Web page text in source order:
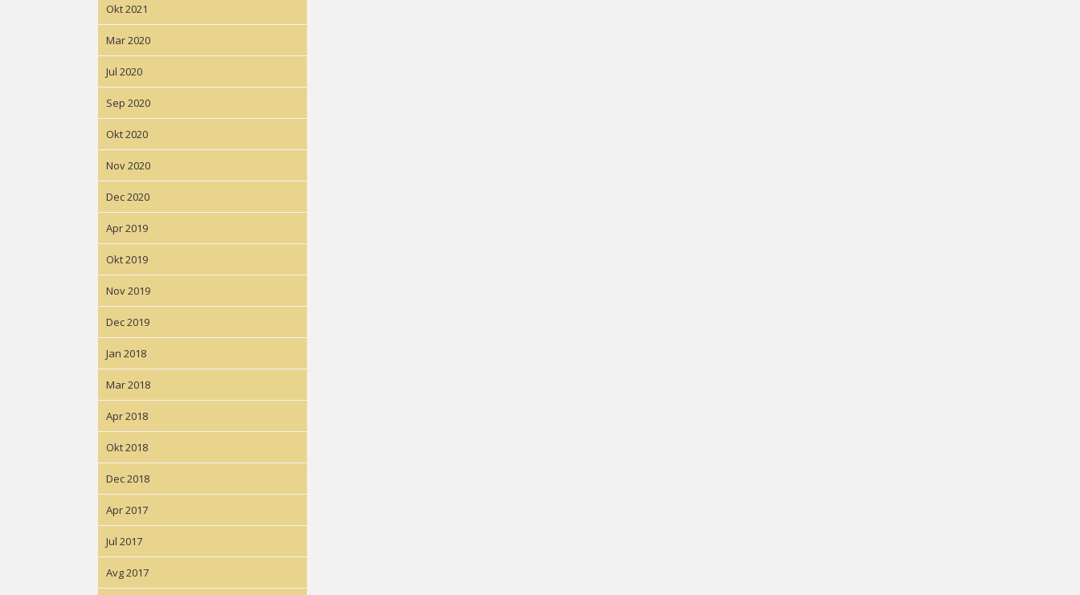
Okt 2021
Mar 2020
Jul 2020
Sep 2020
Okt 2020
Nov 2020
Dec 2020
Apr 2019
Okt 2019
Nov 2019
Dec 2019
Jan 2018
Mar 2018
Apr 2018
Okt 2018
Dec 2018
Apr 2017
Jul 2017
Avg 2017